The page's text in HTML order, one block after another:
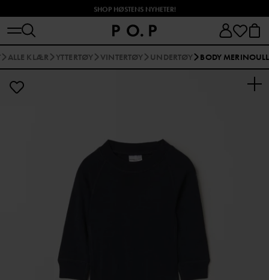
SHOP HØSTENS NYHETER!
ALLE KLÆR YTTERTØY VINTERTØY UNDERTØY BODY MERINOULL